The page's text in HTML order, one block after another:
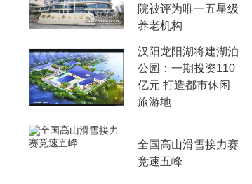
院被评为唯一五星级
养老机构
汉阳龙阳湖将建湖泊
公园：一期投资110
亿元 打造都市休闲
旅游地
全国高山滑雪接力赛
竞速五峰